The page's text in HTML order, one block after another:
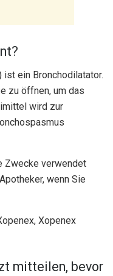
ist ein Bronchodilatator.
zu öffnen, um das
wird zur
Zwecke verwendet
wenn Sie
Xopenex
mitteilen, bevor